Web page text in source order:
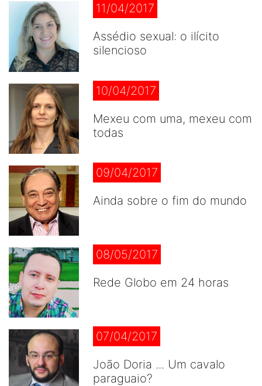
11/04/2017
Assédio sexual: o ilícito
silencioso
10/04/2017
Mexeu com uma, mexeu com
todas
09/04/2017
Ainda sobre o fim do mundo
08/05/2017
Rede Globo em 24 horas
07/04/2017
João Doria ... Um cavalo
paraguaio?